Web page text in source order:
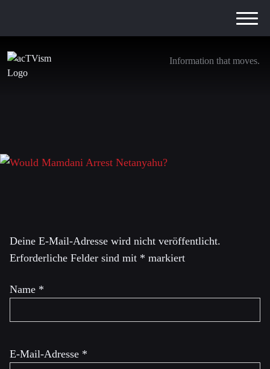
Information that moves.
Would Mamdani Arrest Netanyahu?
Deine E-Mail-Adresse wird nicht veröffentlicht.
Erforderliche Felder sind mit * markiert
Name *
E-Mail-Adresse *